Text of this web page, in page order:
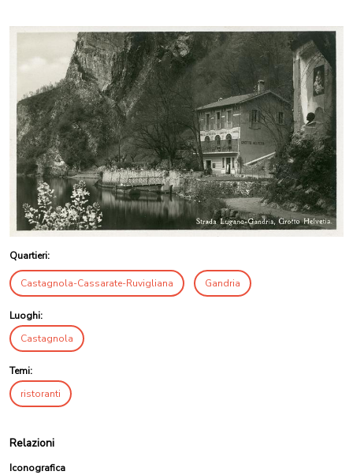
Quartieri:
Castagnola-Cassarate-Ruvigliana Gandria
Luoghi:
Castagnola
Temi:
ristoranti
Relazioni
Iconografica